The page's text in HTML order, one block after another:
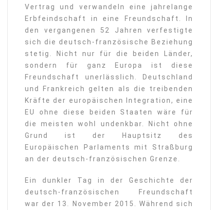
Vertrag und verwandeln eine jahrelange
Erbfeindschaft in eine Freundschaft. In
den vergangenen 52 Jahren verfestigte
sich die deutsch-französische Beziehung
stetig. Nicht nur für die beiden Länder,
sondern für ganz Europa ist diese
Freundschaft unerlässlich. Deutschland
und Frankreich gelten als die treibenden
Kräfte der europäischen Integration, eine
EU ohne diese beiden Staaten wäre für
die meisten wohl undenkbar. Nicht ohne
Grund ist der Hauptsitz des
Europäischen Parlaments mit Straßburg
an der deutsch-französischen Grenze.
Ein dunkler Tag in der Geschichte der
deutsch-französischen Freundschaft
war der 13. November 2015. Während sich